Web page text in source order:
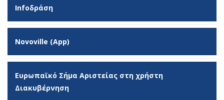
Infoδράση
Novoville (App)
Ευρωπαϊκό Σήμα Αριστείας στη χρήστη
Διακυβέρνηση